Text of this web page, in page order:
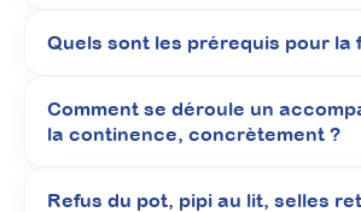
Quels sont les prérequis pour la
Comment se déroule un
la continence, concrètement ?
Refus du pot, pipi au lit, selles